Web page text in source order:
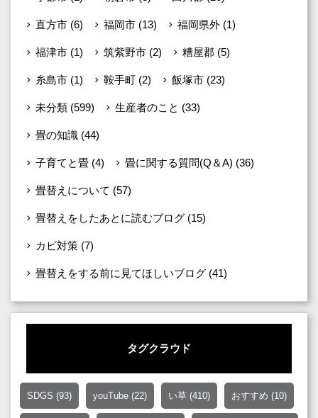
直方市 (6) 福岡市 (13) 福岡県外 (1)
福津市 (1) 筑紫野市 (2) 糟屋郡 (5)
糸島市 (1) 鞍手町 (2) 飯塚市 (23)
未分類 (599) 生産者のこと (33)
畳の知識 (44)
子育てと畳 (4) 畳に関する質問(Q＆A) (36)
畳替えについて (57)
畳替えをしたあとに読むブログ (15)
カビ対策 (7)
畳替えをする前に見てほしいブログ (41)
タグクラウド
SDGS (93) youTube (22) い草 (410) おすすめ (10)